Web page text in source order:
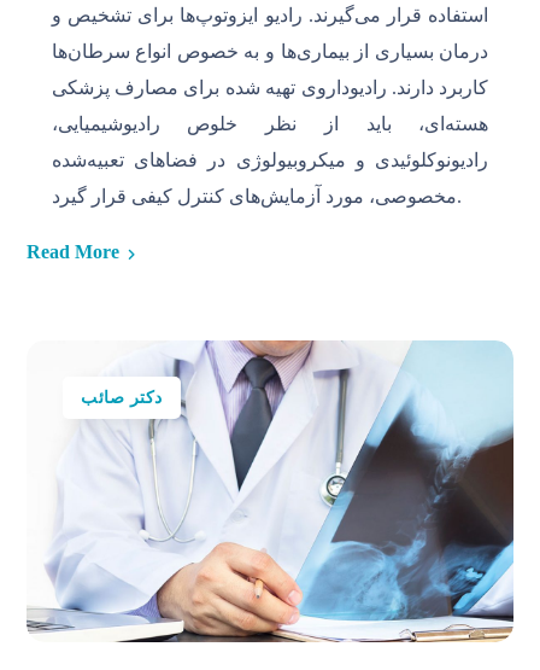
استفاده قرار می‌گيرند. رادیو ایزوتوپ‌ها برای تشخیص و
درمان بسیاری از بیماری‌ها و به خصوص انواع سرطان‌ها
کاربرد دارند. رادیوداروی تهیه شده برای مصارف پزشکی
هسته‌ای، باید از نظر خلوص رادیوشیمیایی،
رادیونوکلوئیدی و میکروبیولوژی در فضاهای تعبیه‌شده
مخصوصی، مورد آزمایش‌های کنترل کیفی قرار ‌گیرد.
Read More
دکتر صائب